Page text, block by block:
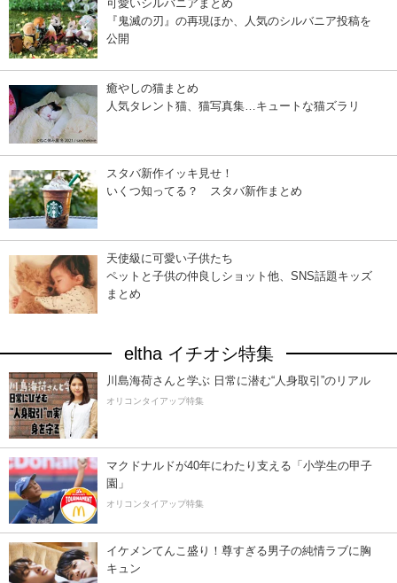
可愛いシルバニアまとめ
『鬼滅の刃』の再現ほか、人気のシルバニア投稿を
公開
癒やしの猫まとめ
人気タレント猫、猫写真集…キュートな猫ズラリ
スタバ新作イッキ見せ！
いくつ知ってる？ スタバ新作まとめ
天使級に可愛い子供たち
ペットと子供の仲良しショット他、SNS話題キッズ
まとめ
eltha イチオシ特集
川島海荷さんと学ぶ 日常に潜む“人身取引”のリアル
オリコンタイアップ特集
マクドナルドが40年にわたり支える「小学生の甲子
園」
オリコンタイアップ特集
イケメンてんこ盛り！尊すぎる男子の純情ラブに胸
キュン